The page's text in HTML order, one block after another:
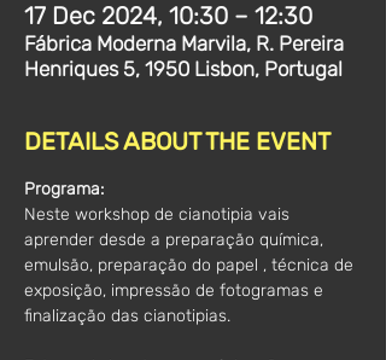
17 Dec 2024, 10:30 – 12:30
Fábrica Moderna Marvila, R. Pereira
Henriques 5, 1950 Lisbon, Portugal
DETAILS ABOUT THE EVENT
Programa:
Neste workshop de cianotipia vais
aprender desde a preparação química,
emulsão, preparação do papel , técnica de
exposição, impressão de fotogramas e
finalização das cianotipias.